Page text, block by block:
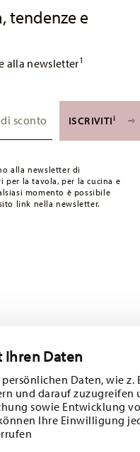
Daten
Daten, wie z.
und darauf
sowie Entwicklung
Ihre Einwilligung
tendenze e
alla newsletter1
ISCRIVITIi
alla newsletter di
per la tavola, per la cucina e
momento è possibile
link nella newsletter.
Tieniti
e offerte